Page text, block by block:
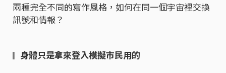
兩種完全不同的寫作風格，如何在同一個宇宙裡交換
訊號和情報？
▎ 身體只是拿來登入模擬市民用的